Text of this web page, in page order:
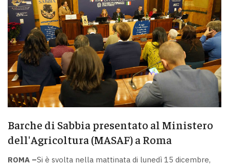
Barche di Sabbia presentato al Ministero
dell'Agricoltura (MASAF) a Roma
ROMA –Si è svolta nella mattinata di lunedì 15 dicembre,